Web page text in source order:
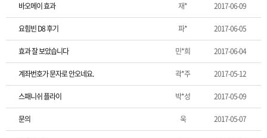
바오메이 효과 재* 2017-06-09
요힘빈 D8 후기 파* 2017-06-05
효과 잘 보았습니다 민*희 2017-06-04
계좌번호가 문자로 안오네요. 곽*주 2017-05-12
스패니쉬 플라이 박*성 2017-05-09
문의 욱 2017-05-07